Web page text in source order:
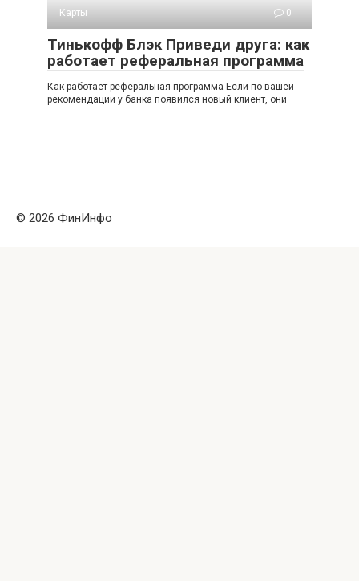
Карты
0
Тинькофф Блэк Приведи друга: как
работает реферальная программа
Как работает реферальная программа Если по вашей
рекомендации у банка появился новый клиент, они
© 2026 ФинИнфо